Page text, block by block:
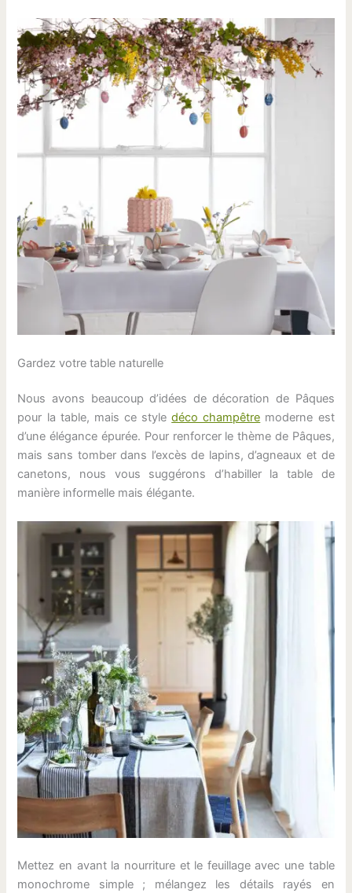
Gardez votre table naturelle
Nous avons beaucoup d’idées de décoration de Pâques
pour la table, mais ce styledéco champêtre moderne est
d’une élégance épurée. Pour renforcer le thème de Pâques,
mais sans tomber dans l’excès de lapins, d’agneaux et de
canetons, nous vous suggérons d’habiller la table de
manière informelle mais élégante.
Mettez en avant la nourriture et le feuillage avec une table
monochrome simple ; mélangez les détails rayés en